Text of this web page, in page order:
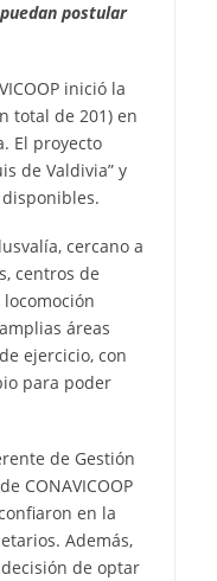
postular
inició la
total de 201) en
El proyecto
de Valdivia” y
cercano a
centros de
áreas
ejercicio, con
para poder
de Gestión
CONAVICOOP
en la
Además,
de optar